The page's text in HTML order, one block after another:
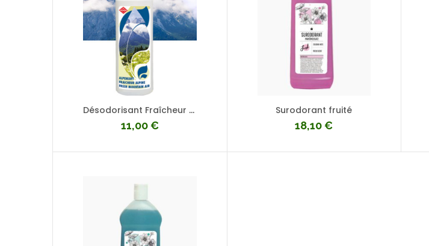
Désodorisant Fraîcheur alpine
11,00€
Surodorant fruité
18,10€